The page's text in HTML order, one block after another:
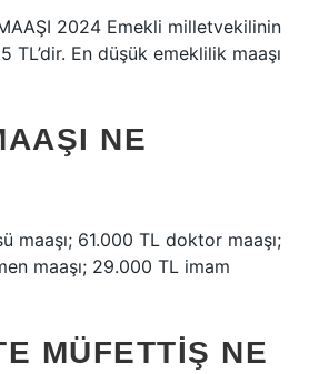
2024 Emekli milletvekilinin
TL’dir. En düşük emeklilik maaşı
NE
maaşı; 61.000 TL doktor maaşı;
maaşı; 29.000 TL imam
MÜFETTIŞ NE